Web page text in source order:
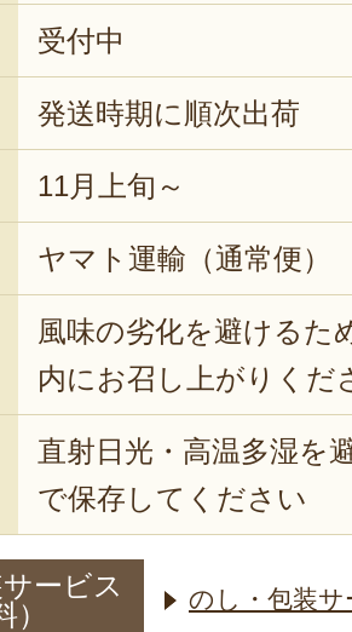
受付中
発送時期に順次出荷
11月上旬～
ヤマト運輸（通常便）
風味の劣化を避けるた
内にお召し上がりくだ
直射日光・高温多湿を
で保存してください
ービス
）
のし・包装